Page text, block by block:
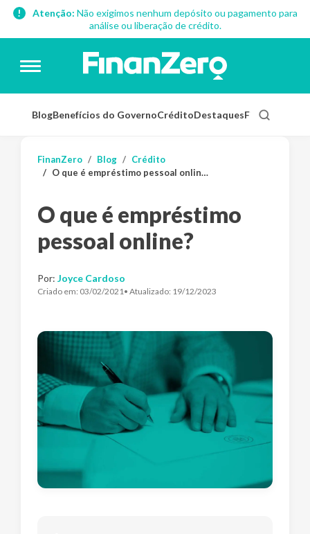
Atenção: Não exigimos nenhum depósito ou pagamento para
análise ou liberação de crédito.
BlogBenefícios do GovernoCréditoDestaquesFinanças
FinanZero Blog
Crédito
O que é empréstimo pessoal online?
O que é empréstimo
pessoal online?
Por: Joyce Cardoso
Criado em: 03/02/2021• Atualizado: 19/12/2023